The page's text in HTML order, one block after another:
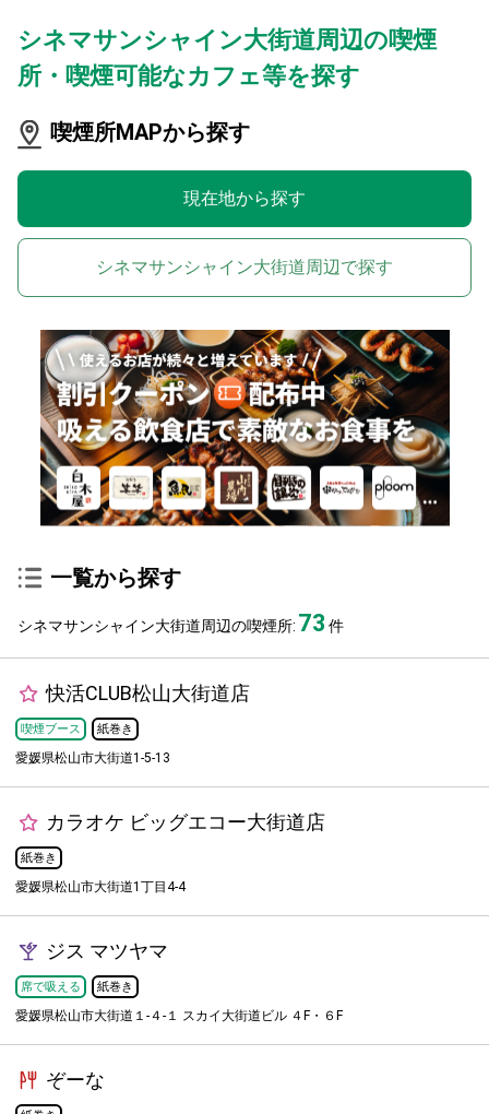
シネマサンシャイン大街道周辺の喫煙
所・喫煙可能なカフェ等を探す
喫煙所MAPから探す
現在地から探す
シネマサンシャイン大街道周辺で探す
一覧から探す
シネマサンシャイン大街道周辺の喫煙所: 73 件
快活CLUB松山大街道店
喫煙ブース 紙巻き
愛媛県松山市大街道1-5-13
カラオケ ビッグエコー大街道店
紙巻き
愛媛県松山市大街道1丁目4-4
ジス マツヤマ
席で吸える 紙巻き
愛媛県松山市大街道１-４-１ スカイ大街道ビル ４F・６F
ぞーな